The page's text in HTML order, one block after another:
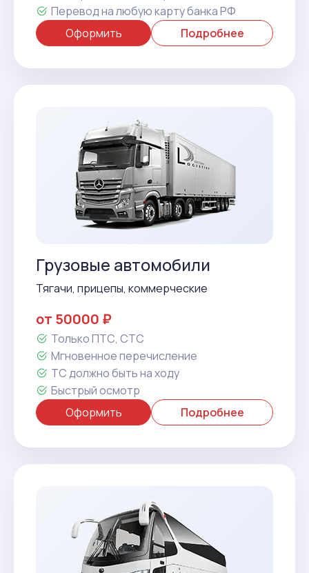
Перевод на любую карту банка РФ
Оформить
Подробнее
Грузовые автомобили
Тягачи, прицепы, коммерческие
от 50000 ₽
Только ПТС, СТС
Мгновенное перечисление
ТС должно быть на ходу
Быстрый осмотр
Оформить
Подробнее